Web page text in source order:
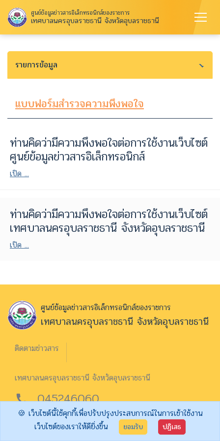
ศูนย์ข้อมูลข่าวสารอิเล็กทรอนิกส์ของราชการ
เทศบาลนครอุบลราชธานี จังหวัดอุบลราชธานี
รายการข้อมูล
แบบฟอร์มสำรวจความพึงพอใจ
ท่านคิดว่ามีความพึงพอใจต่อการใช้งานเว็บไซต์
ศูนย์ข้อมูลข่าวสารอิเล็กทรอนิกส์
เปิด ...
ท่านคิดว่ามีความพึงพอใจต่อการใช้งานเว็บไซต์
เทศบาลนครอุบลราชธานี จังหวัดอุบลราชธานี
เปิด ...
ศูนย์ข้อมูลข่าวสารอิเล็กทรอนิกส์ของราชการ
เทศบาลนครอุบลราชธานี จังหวัดอุบลราชธานี
ติดตามข่าวสาร
เทศบาลนครอุบลราชธานี จังหวัดอุบลราชธานี
call 045246060
จำนวนผู้เข้าชม 06643
🍪 เว็บไซต์นี้ใช้คุกกี้เพื่อปรับปรุงประสบการณ์ในการเข้าใช้งาน
เว็บไซต์ของเราให้ดียิ่งขึ้น
ยอมรับ ปฏิเสธ